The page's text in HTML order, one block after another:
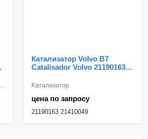
Катализатор Volvo B7
Catalisador Volvo 21190163
цена по запросу
Катализатор
21190163 21410049